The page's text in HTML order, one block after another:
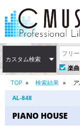
カスタム検索
楽曲
TOP
検索結果
AL-848
PIANO HOUSE